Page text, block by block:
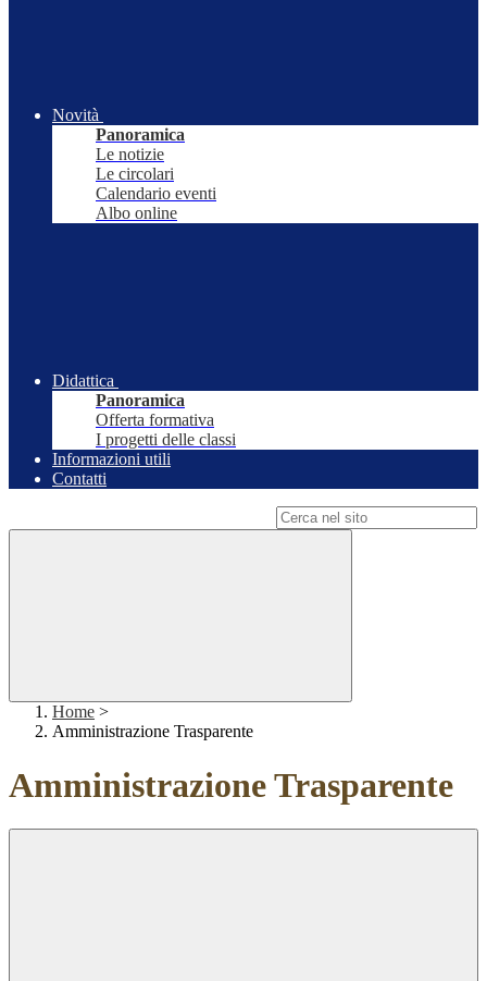
Novità
Panoramica
Le notizie
Le circolari
Calendario eventi
Albo online
Didattica
Panoramica
Offerta formativa
I progetti delle classi
Informazioni utili
Contatti
Home >
Amministrazione Trasparente
Amministrazione Trasparente